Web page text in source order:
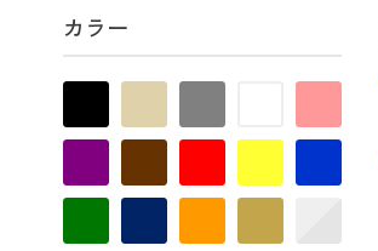
カラー